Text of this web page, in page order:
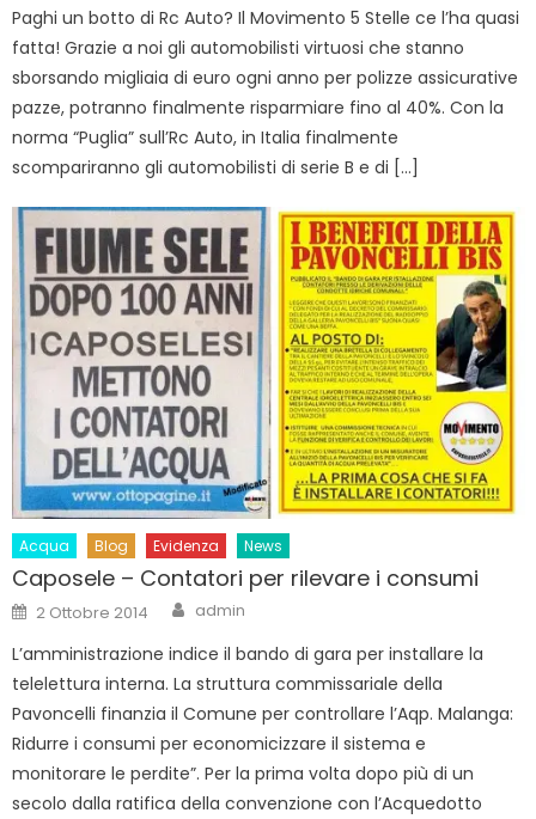
Paghi un botto di Rc Auto? Il Movimento 5 Stelle ce l’ha quasi
fatta! Grazie a noi gli automobilisti virtuosi che stanno
sborsando migliaia di euro ogni anno per polizze assicurative
pazze, potranno finalmente risparmiare fino al 40%. Con la
norma “Puglia” sull’Rc Auto, in Italia finalmente
scompariranno gli automobilisti di serie B e di […]
Acqua Blog Evidenza News
Caposele – Contatori per rilevare i consumi
Posted
on
2 Ottobre 2014 Author
admin
L’amministrazione indice il bando di gara per installare la
telelettura interna. La struttura commissariale della
Pavoncelli finanzia il Comune per controllare l’Aqp. Malanga:
Ridurre i consumi per economicizzare il sistema e
monitorare le perdite”. Per la prima volta dopo più di un
secolo dalla ratifica della convenzione con l’Acquedotto